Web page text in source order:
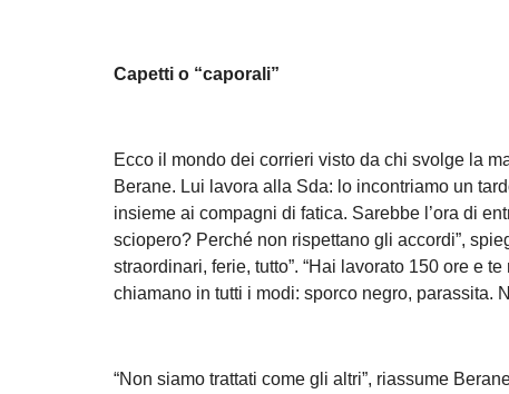
Capetti o “caporali”
Ecco il mondo dei corrieri visto da chi svolge la
Berane. Lui lavora alla Sda: lo incontriamo un
insieme ai compagni di fatica. Sarebbe l’ora di
sciopero? Perché non rispettano gli accordi”,
straordinari, ferie, tutto”. “Hai lavorato 150 ore e
chiamano in tutti i modi: sporco negro, parassita.
“Non siamo trattati come gli altri”, riassume